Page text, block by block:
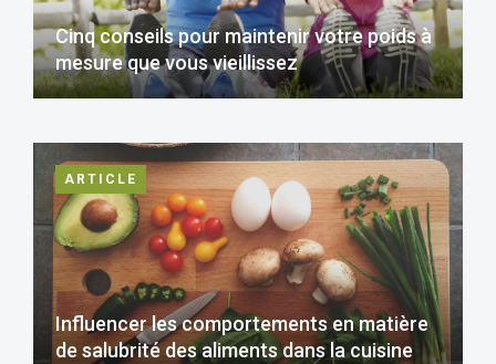
Cinq conseils pour maintenir votre poids à
mesure que vous vieillissez
ARTICLE
Influencer les comportements en matière
de salubrité des aliments dans la cuisine